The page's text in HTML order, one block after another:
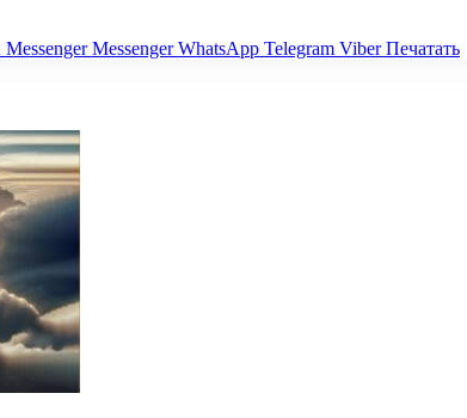
Messenger Messenger WhatsApp Telegram Viber Печатать